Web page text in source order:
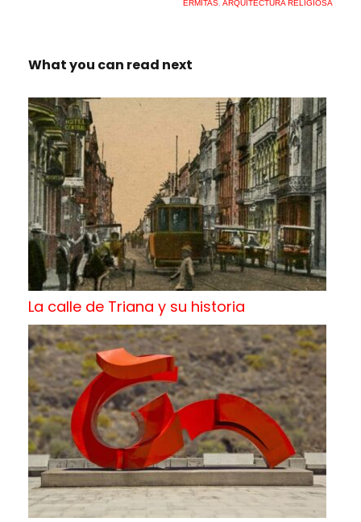
ERMITAS ARQUITECTURA RELIGIOSA
What you can read next
La calle de Triana y su historia